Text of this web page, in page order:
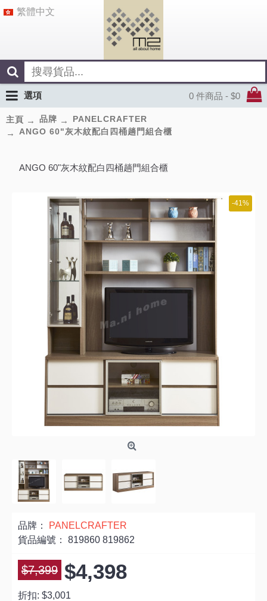
繁體中文
0 件商品 - $0
選項
主頁 品牌
PANELCRAFTER
ANGO 60"灰木紋配白四桶趟門組合櫃
ANGO 60"灰木紋配白四桶趟門組合櫃
-41%
品牌：
PANELCRAFTER
貨品編號： 819860 819862
$7,399 $4,398
折扣: $3,001